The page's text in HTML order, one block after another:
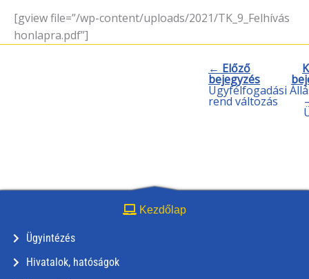
[gview file=”/wp-content/uploads/2021/TK_9_Felhívás
honlapra.pdf”]
← Előző
bejegyzés
Ügyfélfogadási
rend változás
Kezdőlap
Ügyintézés
Hivatalok, hatóságok